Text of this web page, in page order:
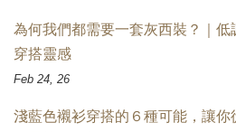
為何我們都需要一套灰西裝？｜低
穿搭靈感
Feb 24, 26
淺藍色襯衫穿搭的６種可能，讓